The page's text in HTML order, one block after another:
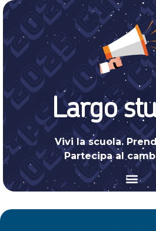
Largo
Vivi la scuola.
Partecipa al